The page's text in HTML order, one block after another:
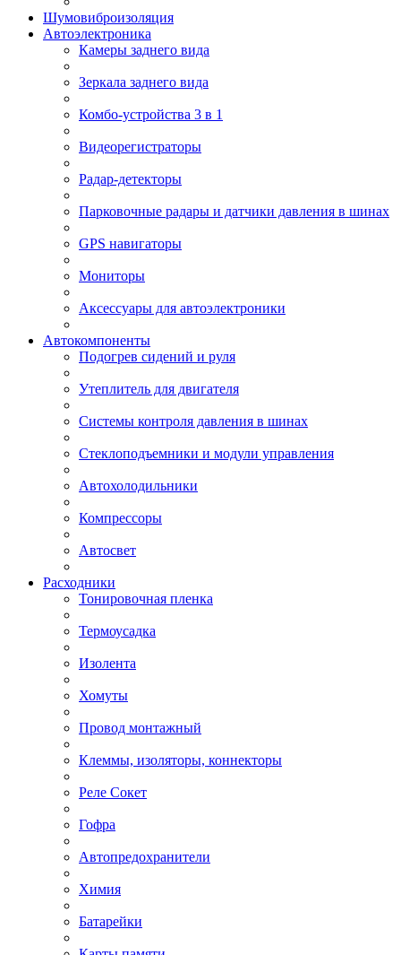
Шумовиброизоляция
Автоэлектроника
Камеры заднего вида
Зеркала заднего вида
Комбо-устройства 3 в 1
Видеорегистраторы
Радар-детекторы
Парковочные радары и датчики давления в шинах
GPS навигаторы
Мониторы
Аксессуары для автоэлектроники
Автокомпоненты
Подогрев сидений и руля
Утеплитель для двигателя
Системы контроля давления в шинах
Стеклоподъемники и модули управления
Автохолодильники
Компрессоры
Автосвет
Расходники
Тонировочная пленка
Термоусадка
Изолента
Хомуты
Провод монтажный
Клеммы, изоляторы, коннекторы
Реле Сокет
Гофра
Автопредохранители
Химия
Батарейки